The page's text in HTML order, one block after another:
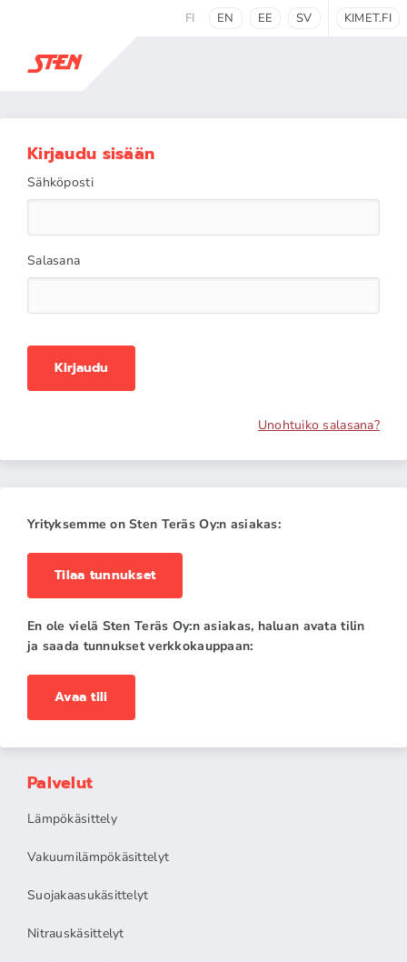
FI EN EE SV KIMET.FI
Kirjaudu sisään
Sähköposti
Salasana
Kirjaudu
Unohtuiko salasana?
Yrityksemme on Sten Teräs Oy:n asiakas:
Tilaa tunnukset
En ole vielä Sten Teräs Oy:n asiakas, haluan avata tilin
ja saada tunnukset verkkokauppaan:
Avaa tili
Palvelut
Lämpökäsittely
Vakuumilämpökäsittelyt
Suojakaasukäsittelyt
Nitrauskäsittelyt